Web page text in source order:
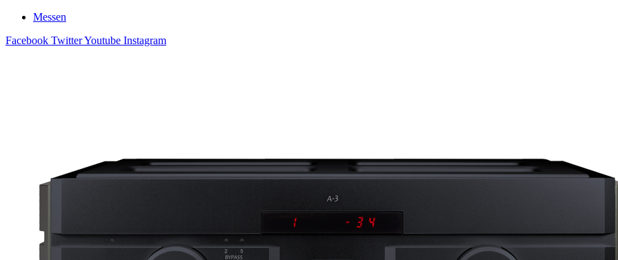
Messen
Facebook TwitterYoutube Instagram